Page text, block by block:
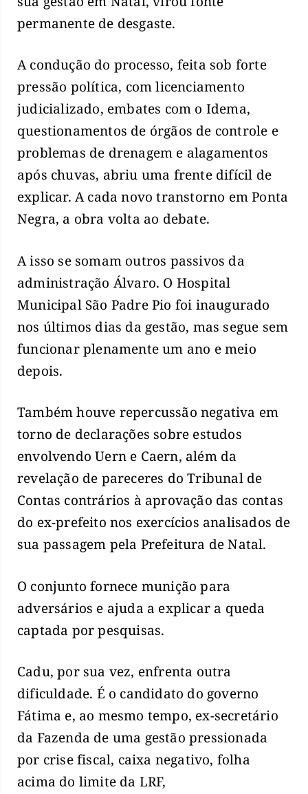
permanente de desgaste.
A condução do processo, feita sob forte
pressão política, com licenciamento
judicializado, embates com o Idema,
questionamentos de órgãos de controle e
problemas de drenagem e alagamentos
após chuvas, abriu uma frente difícil de
explicar. A cada novo transtorno em Ponta
Negra, a obra volta ao debate.
A isso se somam outros passivos da
administração Álvaro. O Hospital
Municipal São Padre Pio foi inaugurado
nos últimos dias da gestão, mas segue sem
funcionar plenamente um ano e meio
depois.
Também houve repercussão negativa em
torno de declarações sobre estudos
envolvendo Uern e Caern, além da
revelação de pareceres do Tribunal de
Contas contrários à aprovação das contas
do ex-prefeito nos exercícios analisados de
sua passagem pela Prefeitura de Natal.
O conjunto fornece munição para
adversários e ajuda a explicar a queda
captada por pesquisas.
Cadu, por sua vez, enfrenta outra
dificuldade. É o candidato do governo
Fátima e, ao mesmo tempo, ex-secretário
da Fazenda de uma gestão pressionada
por crise fiscal, caixa negativo, folha
acima do limite da LRF,